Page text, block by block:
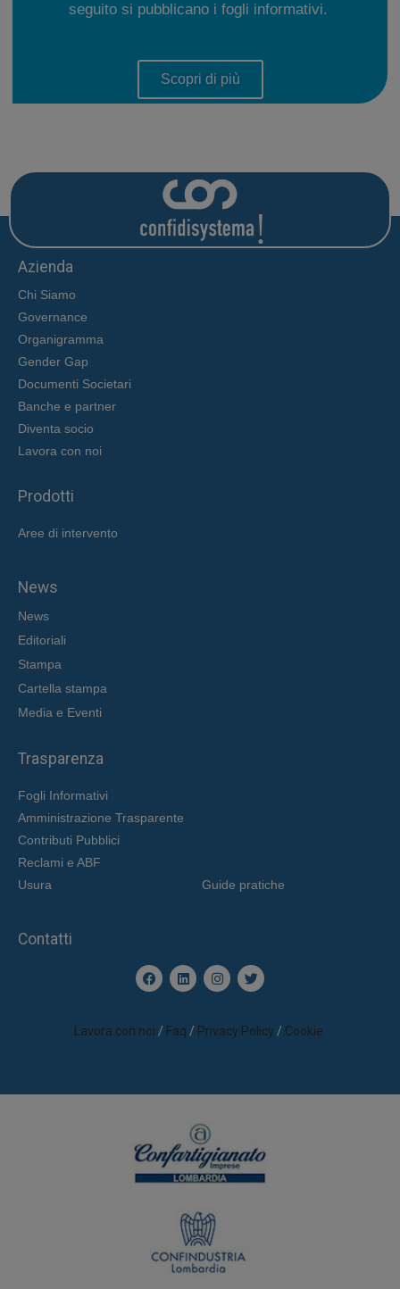
seguito si pubblicano i fogli informativi.
Scopri di più
Azienda
Chi Siamo
Governance
Organigramma
Gender Gap
Documenti Societari
Banche e partner
Diventa socio
Lavora con noi
Prodotti
Aree di intervento
News
News
Editoriali
Stampa
Cartella stampa
Media e Eventi
Trasparenza
Fogli Informativi
Amministrazione Trasparente
Contributi Pubblici
Reclami e ABF
Usura
Guide pratiche
Contatti
Lavora con noi / Faq / Privacy Policy / Cookie.